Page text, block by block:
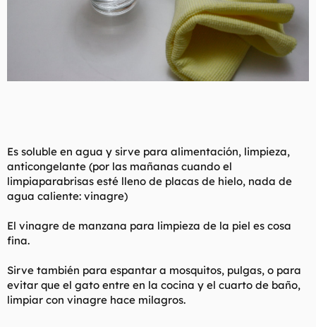
Es soluble en agua y sirve para alimentación, limpieza,
anticongelante (por las mañanas cuando el
limpiaparabrisas esté lleno de placas de hielo, nada de
agua caliente: vinagre)
El vinagre de manzana para limpieza de la piel es cosa
fina.
Sirve también para espantar a mosquitos, pulgas, o para
evitar que el gato entre en la cocina y el cuarto de baño,
limpiar con vinagre hace milagros.